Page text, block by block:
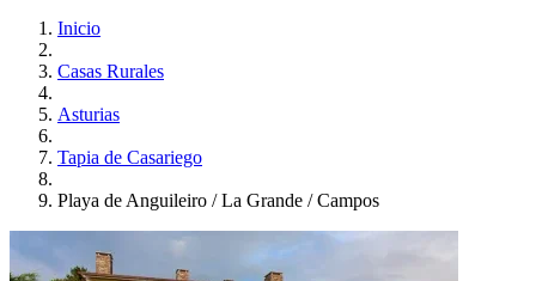
Inicio
Casas Rurales
Asturias
Tapia de Casariego
Playa de Anguileiro / La Grande / Campos